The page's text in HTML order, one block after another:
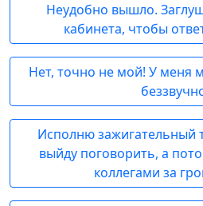
Неудобно вышло.
кабинета, чтобы
Нет, точно не мой! У меня
Исполню зажигательный
выйду поговорить, а
коллегами за